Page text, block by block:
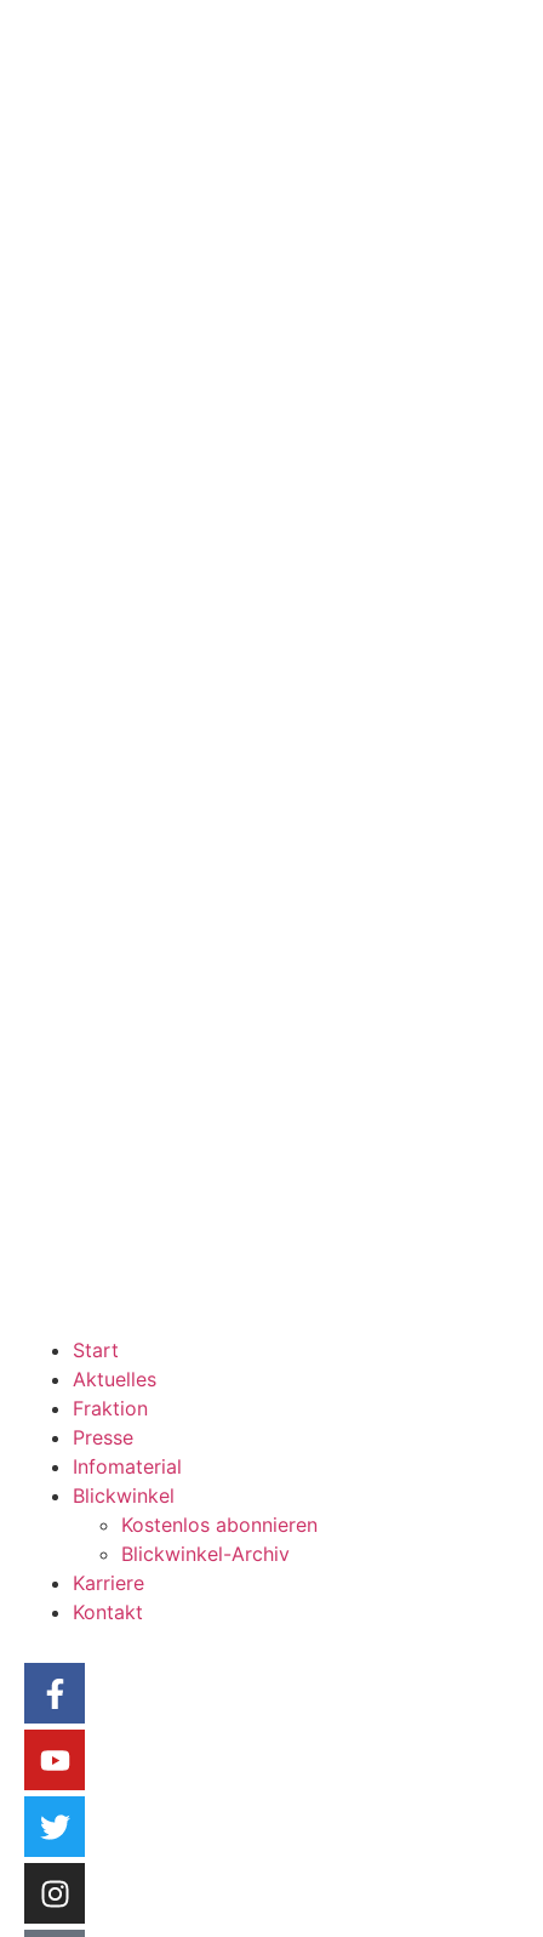
Start
Aktuelles
Fraktion
Presse
Infomaterial
Blickwinkel
Kostenlos abonnieren
Blickwinkel-Archiv
Karriere
Kontakt